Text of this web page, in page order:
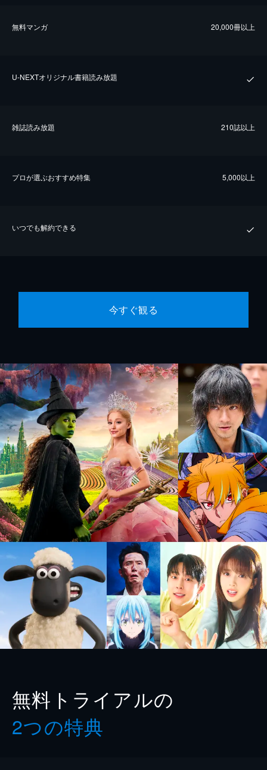
無料マンガ 20,000冊以上
U-NEXTオリジナル書籍読み放題
雑誌読み放題 210誌以上
プロが選ぶおすすめ特集 5,000以上
いつでも解約できる
今すぐ観る
無料トライアルの
2つの特典